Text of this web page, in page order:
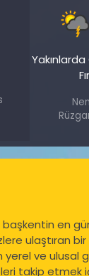
başkentin en
ulaştıran
yerel ve ulusal
takip etmek